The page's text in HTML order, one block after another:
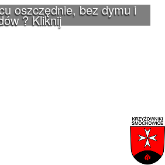
oszczędnie, bez dymu i
? Kliknij